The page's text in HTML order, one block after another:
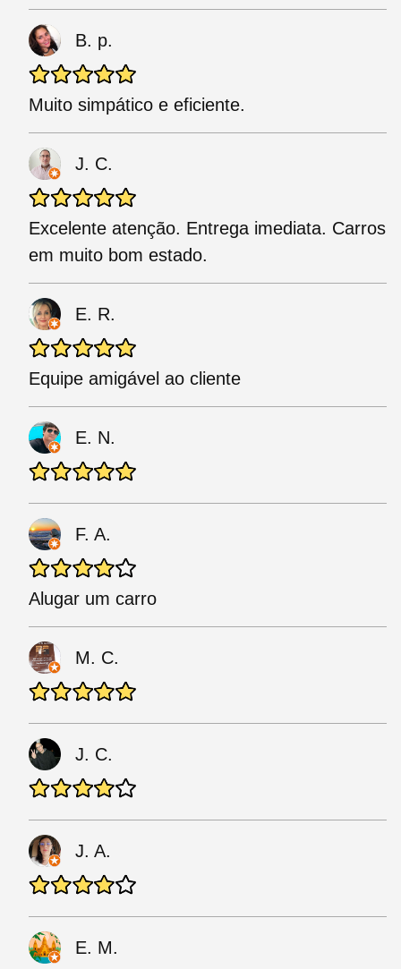
B. p.
Muito simpático e eficiente.
J. C.
Excelente atenção. Entrega imediata. Carros
em muito bom estado.
E. R.
Equipe amigável ao cliente
E. N.
F. A.
Alugar um carro
M. C.
J. C.
J. A.
E. M.